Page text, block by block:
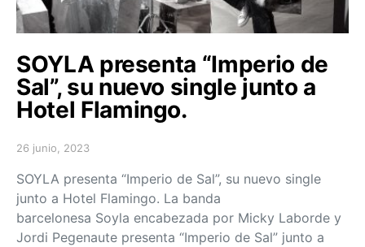
SOYLA presenta “Imperio de
Sal”, su nuevo single junto a
Hotel Flamingo.
Posted on
26 junio, 2023
SOYLA presenta “Imperio de Sal”, su nuevo single
junto a Hotel Flamingo. La banda
barcelonesa Soyla encabezada por Micky Laborde y
Jordi Pegenaute presenta “Imperio de Sal” junto a